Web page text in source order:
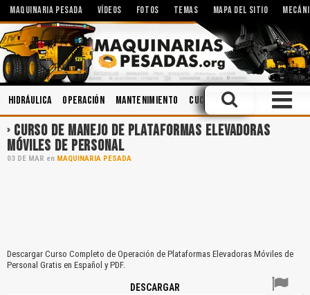
MAQUINARIA PESADA VÍDEOS FOTOS TEMAS MAPA DEL SITIO
Hidráulica Operación Mantenimiento Cucharones Manejo
CURSO DE MANEJO DE PLATAFORMAS ELEVADORAS
MÓVILES DE PERSONAL
03 DE MAR en MAQUINARIA PESADA
Descargar Curso Completo de Operación de Plataformas Elevadoras Móviles de
Personal Gratis en Español y PDF.
DESCARGAR